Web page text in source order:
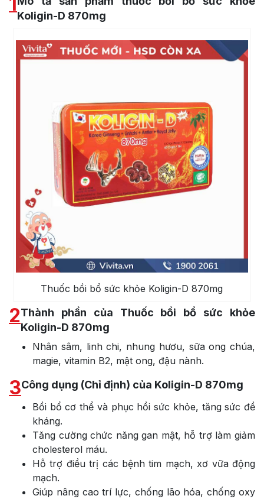
Koligin-D 870mg
Thuốc bồi bổ sức khỏe Koligin-D 870mg
2Thành phần của Thuốc bồi bổ sức khỏe
Koligin-D 870mg
Nhân sâm, linh chi, nhung hươu, sữa ong chúa,
magie, vitamin B2, mật ong, đậu nành.
3Công dụng (Chỉ định) của Koligin-D 870mg
Bồi bổ cơ thể và phục hồi sức khỏe, tăng sức đề
kháng.
Tăng cường chức năng gan mật, hỗ trợ làm giảm
cholesterol máu.
Hỗ trợ điều trị các bệnh tim mạch, xơ vữa động
mạch.
Giúp nâng cao trí lực, chống lão hóa, chống oxy